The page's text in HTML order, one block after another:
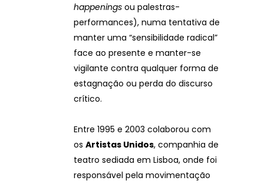
happenings ou palestras-
performances), numa tentativa de
manter uma “sensibilidade radical”
face ao presente e manter-se
vigilante contra qualquer forma de
estagnação ou perda do discurso
crítico.
Entre 1995 e 2003 colaborou com
os Artistas Unidos, companhia de
teatro sediada em Lisboa, onde foi
responsável pela movimentação